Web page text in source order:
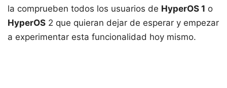
la comprueben todos los usuarios de HyperOS 1 o
HyperOS 2 que quieran dejar de esperar y empezar
a experimentar esta funcionalidad hoy mismo.